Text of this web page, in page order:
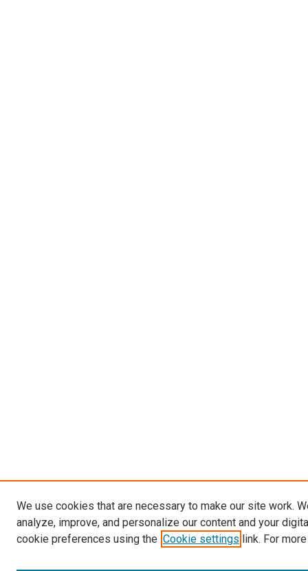
We use cookies that are necessary to make our site work.
analyze, improve, and personalize our content and your
cookie preferences using the Cookie settings link. For